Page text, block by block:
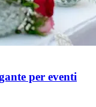
per eventi